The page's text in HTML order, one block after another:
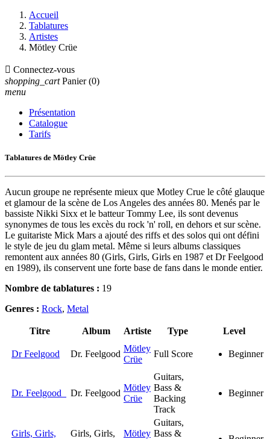
Accueil
Tablatures
Artistes
Mötley Crüe
 Connectez-vous
shopping_cart Panier (0)
menu
Présentation
Catalogue
Tarifs
Tablatures de Mötley Crüe
Aucun groupe ne représente mieux que Motley Crue le côté glauque
et glamour de la scène de Los Angeles des années 80. Menés par le
bassiste Nikki Sixx et le batteur Tommy Lee, ils sont devenus
synonymes de tous les excès du rock 'n' roll, en dehors et sur scène.
Le guitariste Mick Mars a ajouté des riffs et des solos qui ont défini
le style de jeu du glam metal. Même si leurs albums classiques
remontent aux années 80 (Girls, Girls, Girls en 1987 et Dr Feelgood
en 1989), ils conservent une forte base de fans dans le monde entier.
Nombre de tablatures : 19
Genres : Rock, Metal
Titre Album Artiste Type Level
Dr Feelgood Dr. Feelgood
Mötley
Crüe
Full Score Beginner
Dr. Feelgood Dr. Feelgood
Mötley
Crüe
Guitars,
Bass &
Backing
Track
Beginner
Girls, Girls, Girls, Girls, Mötley
Guitars,
Bass &